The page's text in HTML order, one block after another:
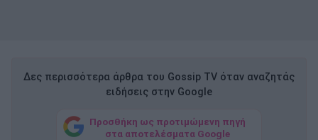
Δες περισσότερα άρθρα του Gossip TV όταν αναζητάς
ειδήσεις στην Google
Προσθήκη ως προτιμώμενη πηγή
στα αποτελέσματα Google